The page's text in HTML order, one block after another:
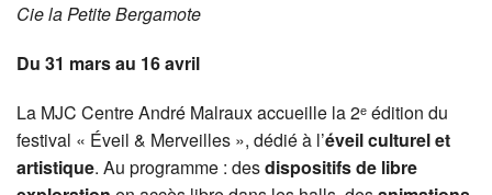
Cie la Petite Bergamote
Du 31 mars au 16 avril
La MJC Centre André Malraux accueille la 2ᵉ édition du
festival « Éveil & Merveilles », dédié à l’éveil culturel et
artistique. Au programme : desdispositifs de libre